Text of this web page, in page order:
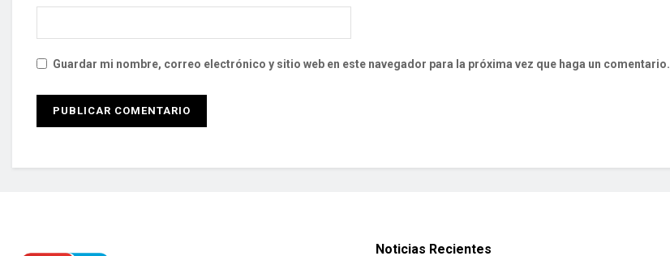
Guardar mi nombre, correo electrónico y sitio web en este navegador para la próxima vez que haga un comentario.
Noticias Recientes